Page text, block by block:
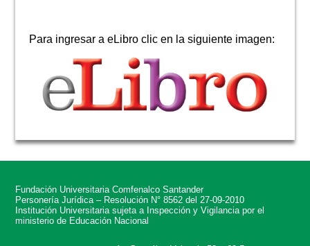
Para ingresar a eLibro clic en la siguiente imagen:
Fundación Universitaria Comfenalco Santander
Personería Jurídica – Resolución N° 8562 del 27-09-2010
Institución Universitaria sujeta a Inspección y Vigilancia por el
ministerio de Educación Nacional